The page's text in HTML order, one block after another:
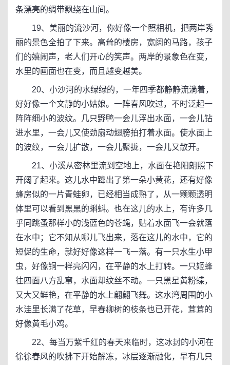
条漂亮的绸带飘绕在山间。
19、美丽的流沙河，你好像一个照相机，把两岸秀
丽的景色全拍了下来。高耸的楼房，宽阔的马路，孩子
们的嬉闹声，老人们开心的笑声。两岸的景象色在变，
水里的画面也在变，而且越变越美。
20、小沙河的水绿绿的，一年四季都静静流淌着，
好好像一个文静的小姑娘。一阵春风吹过，不时泛起一
阵阵细小的波纹。几只野鸭一会儿浮出水面，一会儿钻
进水里，一会儿又使劲扇动翅膀拍打着水面。使水面上
的波纹，一会儿扩散，一会儿聚拢，一会儿又散开。
21、小溪从密林里流到空地上，水面在艳阳朗照下
开阔了起来。这儿水中蹿出了第一朵小黄花，还有好像
蜂房似的一片青蛙卵，已经相当成熟了，从一颗颗透明
体里可以看到黑黑的蝌蚪。也在这儿的水上，有许多几
乎同跳蚤那样小的浅蓝色的苍蝇，贴着水面飞一会就落
在水中；它不知从哪儿飞出来，落在这儿的水中，它的
短促的生命，就好好像这样一飞一落。有一只水生小甲
虫，好像铜一样亮闪闪，在平静的水上打转。一只姬蜂
往四面八方乱窜，水面却纹丝不动。一只黑星黄粉蝶，
又大又鲜艳，在平静的水上翩翩飞舞。这水湾周围的小
水洼里长满了花草，早春柳树的枝条也已开花，茸茸的
好像黄毛小鸡。
22、每当万紫千红的春天来临时，这冰封的小河在
徐徐春风的吹拂下开始解冻，冰层逐渐融化，早有几只